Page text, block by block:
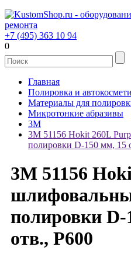
+7 (495) 363 10 94
0
Главная
Полировка и
Материалы для
Микротонкие абразивы
3M
3М 51156 Hokit 260L
полировки D-150 мм, 15
3М 51156
полировки
отв., P600